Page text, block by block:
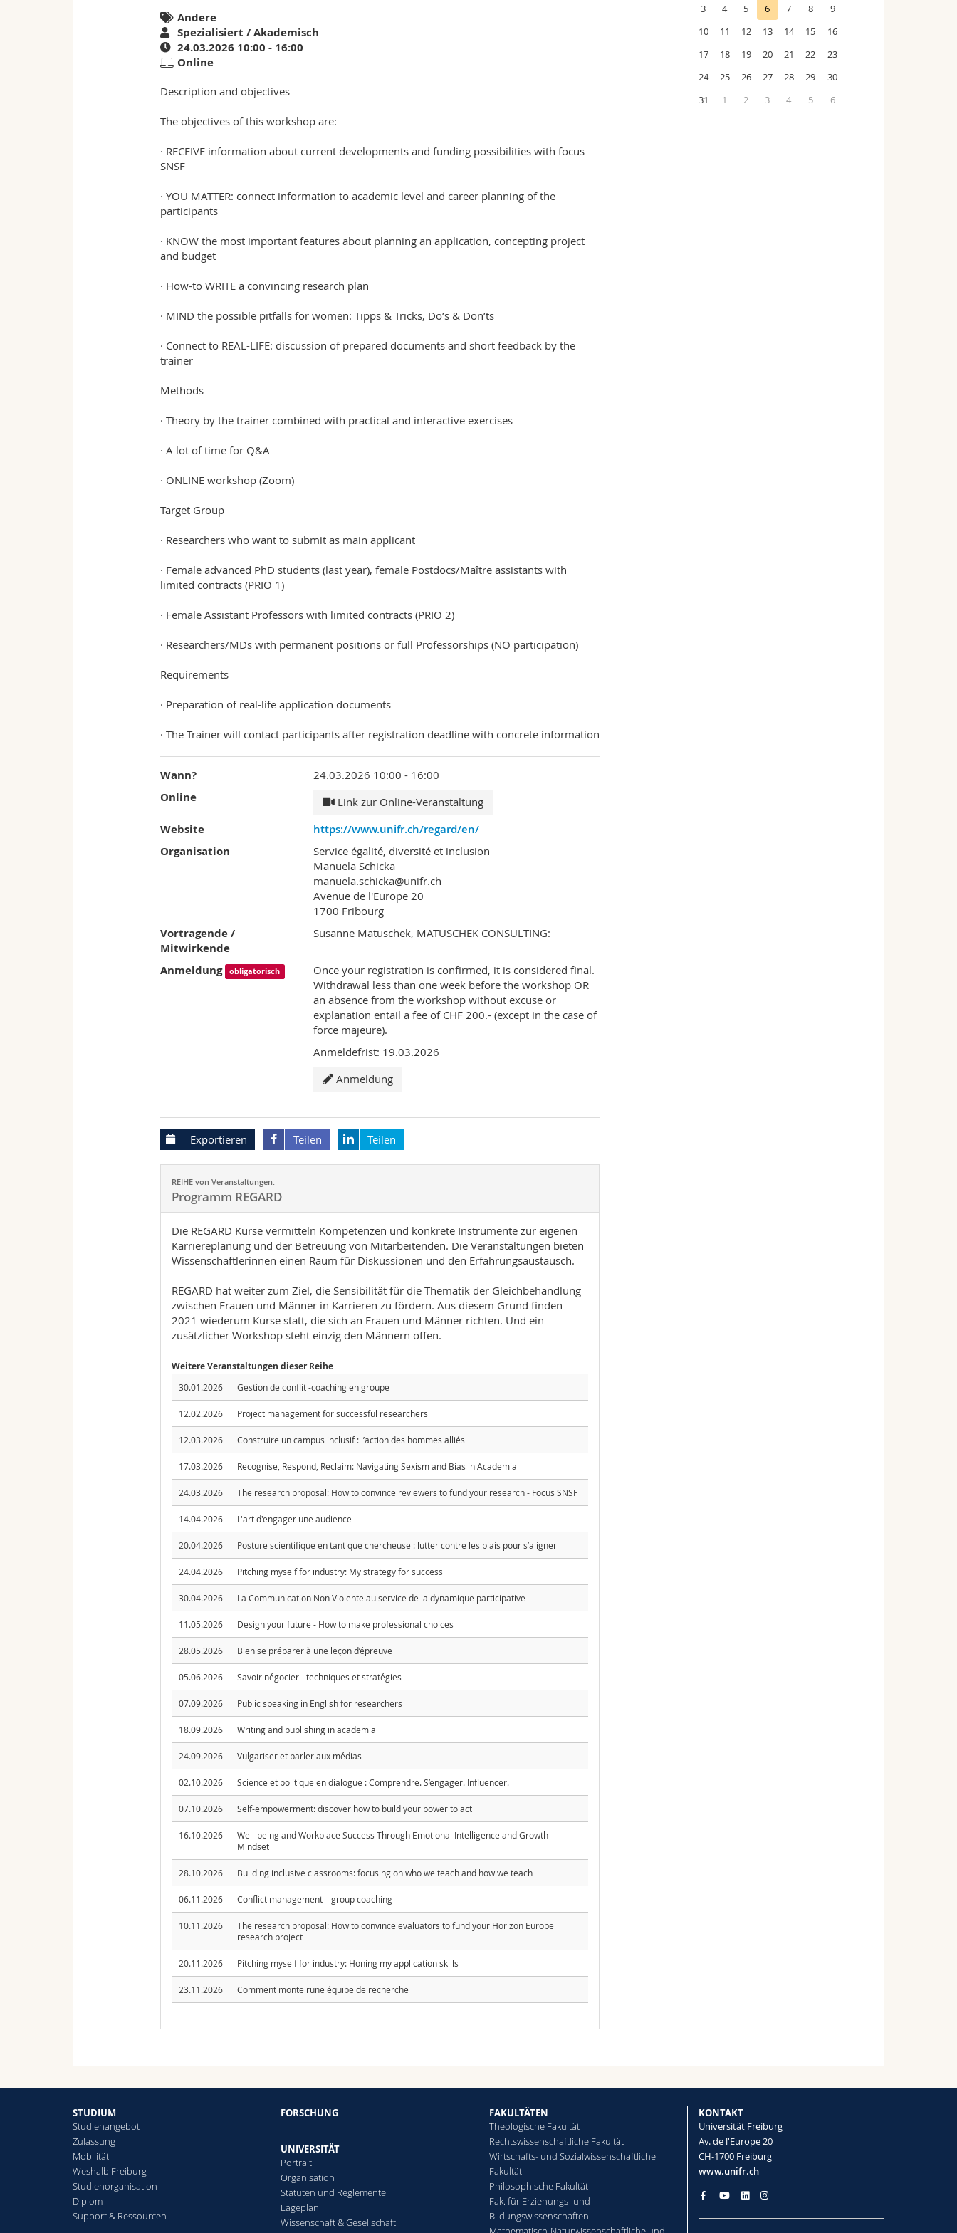
Andere
Spezialisiert / Akademisch
24.03.2026 10:00 - 16:00
Online
Description and objectives
The objectives of this workshop are:
· RECEIVE information about current developments and funding possibilities with focus
SNSF
· YOU MATTER: connect information to academic level and career planning of the
participants
· KNOW the most important features about planning an application, concepting project
and budget
· How-to WRITE a convincing research plan
· MIND the possible pitfalls for women: Tipps & Tricks, Do’s & Don’ts
· Connect to REAL-LIFE: discussion of prepared documents and short feedback by the
trainer
Methods
· Theory by the trainer combined with practical and interactive exercises
· A lot of time for Q&A
· ONLINE workshop (Zoom)
Target Group
· Researchers who want to submit as main applicant
· Female advanced PhD students (last year), female Postdocs/Maître assistants with
limited contracts (PRIO 1)
· Female Assistant Professors with limited contracts (PRIO 2)
· Researchers/MDs with permanent positions or full Professorships (NO participation)
Requirements
· Preparation of real-life application documents
· The Trainer will contact participants after registration deadline with concrete information
Wann? 24.03.2026 10:00 - 16:00
Online Link zur Online-Veranstaltung
Website
https://www.unifr.ch/regard/en/
Organisation
Service égalité, diversité et inclusion
Manuela Schicka
manuela.schicka@unifr.ch
Avenue de l'Europe 20
1700 Fribourg
Vortragende /
Mitwirkende
Susanne Matuschek, MATUSCHEK CONSULTING:
Anmeldung obligatorisch
Once your registration is confirmed, it is considered final.
Withdrawal less than one week before the workshop OR
an absence from the workshop without excuse or
explanation entail a fee of CHF 200.- (except in the case of
force majeure).
Anmeldefrist: 19.03.2026
Anmeldung
Exportieren Teilen Teilen
REIHE von Veranstaltungen:
Programm REGARD
Die REGARD Kurse vermitteln Kompetenzen und konkrete Instrumente zur eigenen
Karriereplanung und der Betreuung von Mitarbeitenden. Die Veranstaltungen bieten
Wissenschaftlerinnen einen Raum für Diskussionen und den Erfahrungsaustausch.
REGARD hat weiter zum Ziel, die Sensibilität für die Thematik der Gleichbehandlung
zwischen Frauen und Männer in Karrieren zu fördern. Aus diesem Grund finden
2021 wiederum Kurse statt, die sich an Frauen und Männer richten. Und ein
zusätzlicher Workshop steht einzig den Männern offen.
Weitere Veranstaltungen dieser Reihe
30.01.2026 Gestion de conflit -coaching en groupe
12.02.2026 Project management for successful researchers
12.03.2026 Construire un campus inclusif : l’action des hommes alliés
17.03.2026 Recognise, Respond, Reclaim: Navigating Sexism and Bias in Academia
24.03.2026 The research proposal: How to convince reviewers to fund your research - Focus SNSF
14.04.2026 L'art d'engager une audience
20.04.2026 Posture scientifique en tant que chercheuse : lutter contre les biais pour s’aligner
24.04.2026 Pitching myself for industry: My strategy for success
30.04.2026 La Communication Non Violente au service de la dynamique participative
11.05.2026 Design your future - How to make professional choices
28.05.2026 Bien se préparer à une leçon d’épreuve
05.06.2026 Savoir négocier - techniques et stratégies
07.09.2026 Public speaking in English for researchers
18.09.2026 Writing and publishing in academia
24.09.2026 Vulgariser et parler aux médias
02.10.2026 Science et politique en dialogue : Comprendre. S’engager. Influencer.
07.10.2026 Self-empowerment: discover how to build your power to act
16.10.2026
Well-being and Workplace Success Through Emotional Intelligence and Growth
Mindset
28.10.2026 Building inclusive classrooms: focusing on who we teach and how we teach
06.11.2026 Conflict management – group coaching
10.11.2026
The research proposal: How to convince evaluators to fund your Horizon Europe
research project
20.11.2026 Pitching myself for industry: Honing my application skills
23.11.2026 Comment monte rune équipe de recherche
3
4 5 6 7 8
9
10
11 12 13 14 15
16
17
18 19 20 21 22
23
24
25 26 27 28 29
30
31
1 2 3 4 5 6
STUDIUM
Studienangebot
Zulassung
Mobilität
Weshalb Freiburg
Studienorganisation
Diplom
Support & Ressourcen
FORSCHUNG
UNIVERSITÄT
Portrait
Organisation
Statuten und Reglemente
Lageplan
Wissenschaft & Gesellschaft
FAKULTÄTEN
Theologische Fakultät
Rechtswissenschaftliche Fakultät
Wirtschafts- und Sozialwissenschaftliche
Fakultät
Philosophische Fakultät
Fak. für Erziehungs- und
Bildungswissenschaften
KONTAKT
Universität Freiburg
Av. de l'Europe 20
CH-1700 Freiburg
www.unifr.ch